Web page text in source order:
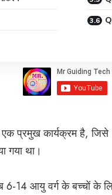
प्रमुख कार्यक्रम है,
गया था।
14 आयु वर्ग के बच्चों के